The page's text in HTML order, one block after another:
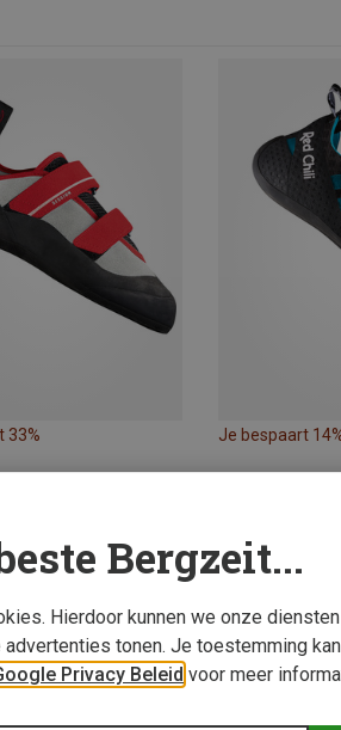
33% Je bespaart
Bergzeit...
Hierdoor kunnen we onze
tonen. Je toestemming
Privacy Beleid voor meer